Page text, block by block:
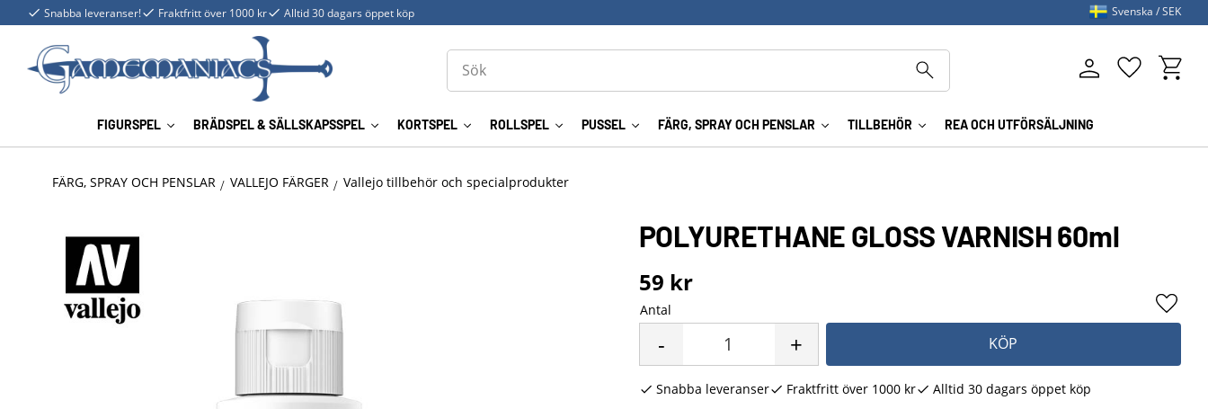
Snabba leveranser! Fraktfritt över 1000 kr Alltid 30 dagars öppet köp
FIGURSPEL BRÄDSPEL & SÄLLSKAPSSPEL KORTSPEL ROLLSPEL PUSSEL FÄRG, SPRAY OCH PENSLAR TILLBEHÖR REA OCH UTFÖRSÄLJNING
Favoriter
Svenska SEK
FÄRG, SPRAY OCH PENSLAR VALLEJO FÄRGER Vallejo tillbehör och specialprodukter
POLYURETHANE GLOSS VARNISH 60ml
59 kr
Antal
+
- KÖP
Lägg
Snabba leveranser Fraktfritt över 1000 kr Alltid 30 dagars öppet köp